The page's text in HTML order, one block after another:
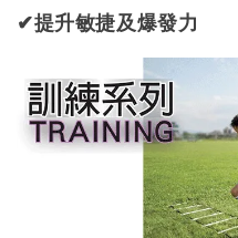
✔提升敏捷及爆發力